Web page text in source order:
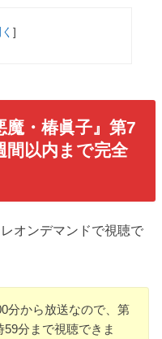
]
魔・椿眞子』第7
間以内まで完全
オンデマンドで視聴で
分から放送なので、第
分まで視聴できま